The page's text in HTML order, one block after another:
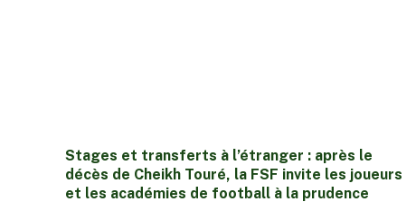
Stages et transferts à l’étranger : après le
décès de Cheikh Touré, la FSF invite les joueurs
et les académies de football à la prudence